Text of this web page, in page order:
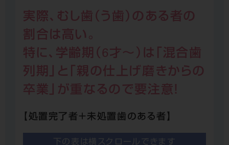
実際、むし歯（う歯）のある者の
割合は高い。
特に、学齢期（6才〜）は「混合歯
列期」と「親の仕上げ磨きからの
卒業」が重なるので要注意！
【処置完了者＋未処置歯のある者】
下の表は横スクロールできます